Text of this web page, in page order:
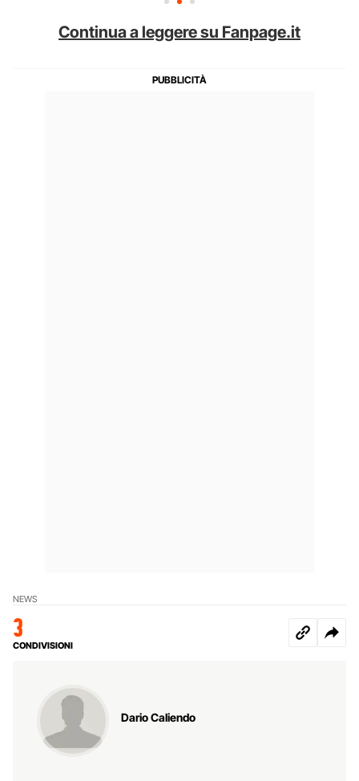
Continua a leggere su Fanpage.it
NEWS
3
CONDIVISIONI
Dario Caliendo